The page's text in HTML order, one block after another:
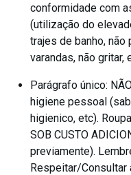
conformidade com
(utilização do
trajes de banho, não
varandas, não gritar,
Parágrafo único:
higiene pessoal
higienico, etc).
SOB CUSTO
previamente).
Respeitar/Consultar